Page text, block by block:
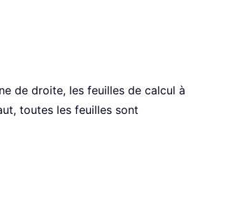
de droite, les feuilles de calcul à
toutes les feuilles sont